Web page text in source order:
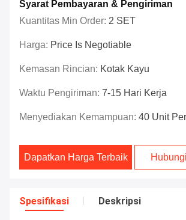
Syarat Pembayaran & Pengiriman
Kuantitas Min Order: 2 SET
Harga: Price Is Negotiable
Kemasan Rincian: Kotak Kayu
Waktu Pengiriman: 7-15 Hari Kerja
Menyediakan Kemampuan: 40 Unit
Dapatkan Harga Terbaik
Spesifikasi Deskripsi